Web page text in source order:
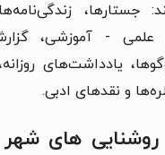
جستارها،
علمی - آموزشی،
یادداشت‌های
و نقدهای ادبی.
های